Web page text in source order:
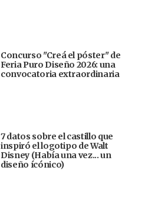
Concurso "Creá el póster" de
Feria Puro Diseño 2026: una
convocatoria extraordinaria
7 datos sobre el castillo que
inspiró el logotipo de Walt
Disney (Había una vez... un
diseño ícónico)